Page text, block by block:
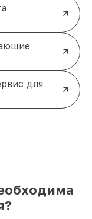
для